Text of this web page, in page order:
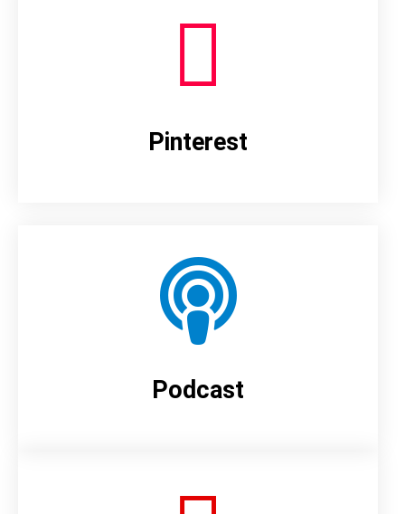
Pinterest
Podcast